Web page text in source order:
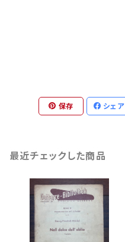
保存 シェア
最近チェックした商品